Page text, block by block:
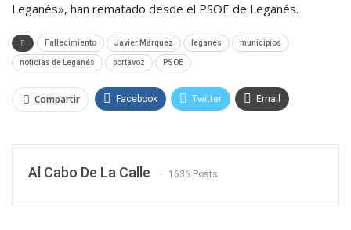
Leganés», han rematado desde el PSOE de Leganés.
Fallecimiento Javier Márquez leganés municipios
noticias de Leganés portavoz PSOE
Compartir Facebook Twitter Email
Al Cabo De La Calle 1636 Posts